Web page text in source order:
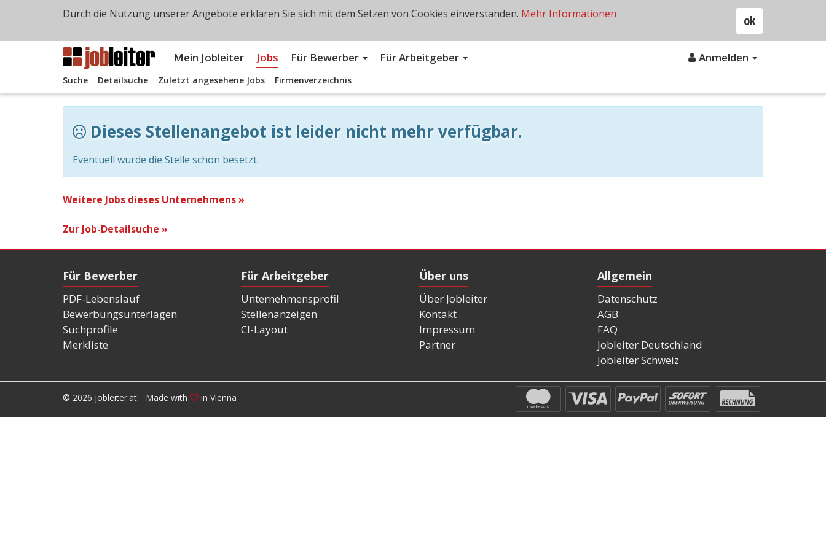
Mein Jobleiter Jobs Für Bewerber Für Arbeitgeber Anmelden
Suche Detailsuche Zuletzt angesehene Jobs Firmenverzeichnis
Dieses Stellenangebot ist leider nicht mehr verfügbar.
Eventuell wurde die Stelle schon besetzt.
Weitere Jobs dieses Unternehmens »
Zur Job-Detailsuche »
Für Bewerber
PDF-Lebenslauf
Bewerbungsunterlagen
Suchprofile
Merkliste
Für Arbeitgeber
Unternehmensprofil
Stellenanzeigen
CI-Layout
Über uns
Über Jobleiter
Kontakt
Impressum
Partner
Allgemein
Datenschutz
AGB
FAQ
Jobleiter Deutschland
Jobleiter Schweiz
© 2026 jobleiter.at Made with in Vienna
ok
Durch die Nutzung unserer Angebote erklären Sie sich mit dem Setzen von Cookies einverstanden. Mehr Informationen